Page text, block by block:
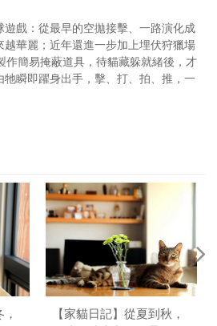
戲：從最早的空拋接擊、一路演化成
華麗；近年還進一步加上埋伏狩獵場
簡易掩蔽道具，待貓藏躲就緒後，才
瞬即躍身出手，擊、打、拍、推，一
【家貓日記】從夏到秋，